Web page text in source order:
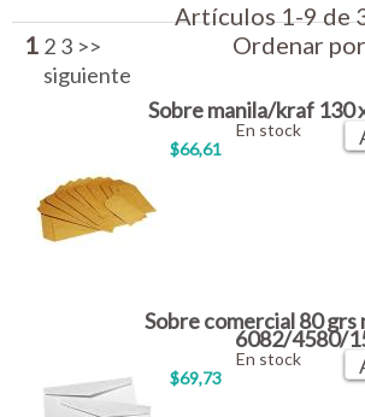
Artículos 1-9 de
1 2 3 >>
siguiente
Ordenar por
Sobre manila/kraf 130
$66,61
En stock
Sobre comercial 80 grs
6082/4580/
$69,73
En stock